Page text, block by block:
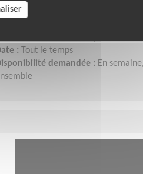
:RODEZ (12000)
Association pour le
:
Tout le temps
demandée : En